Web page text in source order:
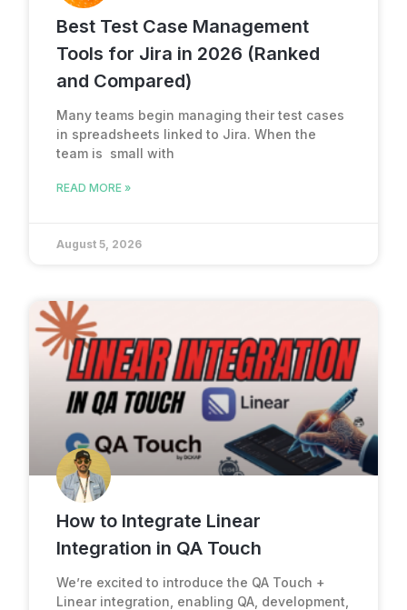
Best Test Case Management
Tools for Jira in 2026 (Ranked
and Compared)
Many teams begin managing their test cases
in spreadsheets linked to Jira. When the
team is small with
READ MORE »
August 5, 2026
How to Integrate Linear
Integration in QA Touch
We’re excited to introduce the QA Touch +
Linear integration, enabling QA, development,